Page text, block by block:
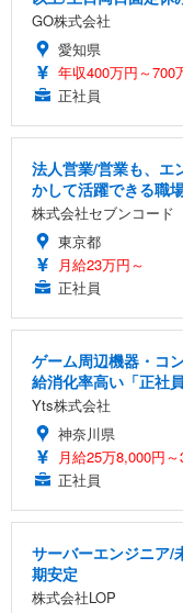
GO株式会社
愛知県
年収400万円～700
正社員
法人営業/営業も、エ
かして活躍できる職
株式会社セブンコード
東京都
月給23万円～
正社員
ゲーム周辺機器・コ
給消化率高い「正社
Yts株式会社
神奈川県
月給25万8,000円
正社員
サーバーエンジニア/
期安定
株式会社LOP